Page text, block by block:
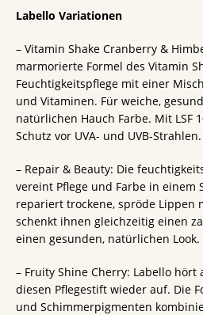
Labello Variationen
– Vitamin Shake Cranberry &
marmorierte Formel des Vitamin
Feuchtigkeitspflege mit einer
und Vitaminen. Für weiche,
natürlichen Hauch Farbe. Mit LSF
Schutz vor UVA- und UVB-Strahlen.
– Repair & Beauty: Die
vereint Pflege und Farbe in einem
repariert trockene, spröde Lippen
schenkt ihnen gleichzeitig einen
einen gesunden, natürlichen Look.
– Fruity Shine Cherry: Labello hört
diesen Pflegestift wieder auf. Die
und Schimmerpigmenten